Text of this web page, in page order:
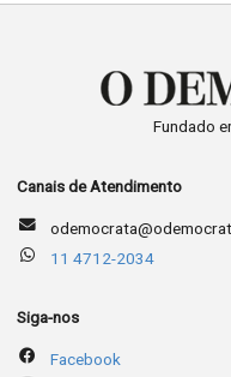
Fundado
Canais de Atendimento
11 4712-2034
Siga-nos
Facebook